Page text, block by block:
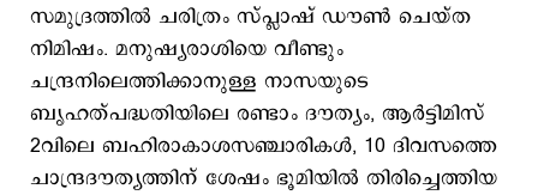
സമുദ്രത്തില്‍ ചരിത്രം സ്പ്ലാഷ് ഡൗണ്‍ ചെയ്ത
നിമിഷം. മനുഷ്യരാശിയെ വീണ്ടും
ചന്ദ്രനിലെത്തിക്കാനുള്ള നാസയുടെ
ബൃഹത്പദ്ധതിയിലെ രണ്ടാം ദൗത്യം, ആര്‍ട്ടിമിസ്
2വിലെ ബഹിരാകാശസഞ്ചാരികള്‍, 10 ദിവസത്തെ
ചാന്ദ്രദൗത്യത്തിന് ശേഷം ഭൂമിയില്‍ തിരിച്ചെത്തിയ